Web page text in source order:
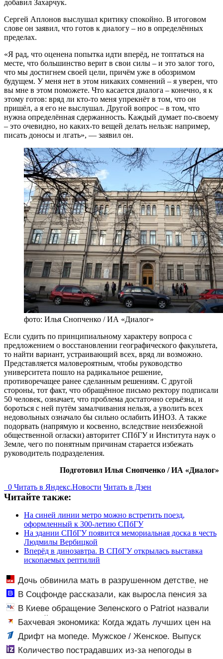
добавил Захарчук.
Сергей Аплонов выслушал критику спокойно. В итоговом
слове он заявил, что готов к диалогу – но в определённых
пределах.
«Я рад, что оценена попытка идти вперёд, не топтаться на
месте, что большинство верит в свои силы – и это залог того,
что мы достигнем своей цели, причём уже в обозримом
будущем. У меня нет в этом никаких сомнений – я уверен, что
вы мне в этом поможете. Что касается диалога – конечно, я к
этому готов: вряд ли кто-то меня упрекнёт в том, что он
пришёл, а я его не выслушал. Другой вопрос – в том, что
нужна определённая сдержанность. Каждый думает по-своему
– это очевидно, но каких-то вещей делать нельзя: например,
писать доносы и лгать», — заявил он.
фото: Илья Снопченко / ИА «Диалог»
Если судить по принципиальному характеру вопроса с
предложением о восстановлении географического факультета,
то найти вариант, устраивающий всех, вряд ли возможно.
Представляется маловероятным, чтобы руководство
университета пошло на радикальное решение,
противоречащее ранее сделанным решениям. С другой
стороны, тот факт, что обращённое письмо ректору подписали
50 человек, означает, что проблема достаточно серьёзна, и
бороться с ней путём замалчивания нельзя, а уволить всех
недовольных означало бы сильно ослабить ИНОЗ. А также
подорвать (напрямую и косвенно, вследствие неизбежной
общественной огласки) авторитет СПбГУ и Института наук о
Земле, чего по понятным причинам старается избежать
руководитель подразделения.
Подготовил Илья Снопченко / ИА «Диалог»
0 Читать в Яндекс.Новости Читать в Дзен
Читайте также:
На синей линии метро можно встретить поезд,
оформленный к 300-летию СПбГУ
На здании СПбГУ появится мемориальная доска в честь
Людмилы Вербицкой
Вперёд в динозавтра. В СПбГУ открылась выставка
ископаемых рептилий
Дочь обвинила мать в разрушенном детстве, не
зная всей правды о своём отце - история одной
семьи
В Соцфонде рассказали, как выросла пенсия за
пять лет - Новости на Вести.ru
В Киеве обращение Зеленского о Patriot назвали
«комедией»
Бахчевая экономика: Когда ждать лучших цен на
арбузы и дыни в России
Дрифт на мопеде. Мужское / Женское. Выпуск
от 31.10.2025
Количество пострадавших из-за непогоды в